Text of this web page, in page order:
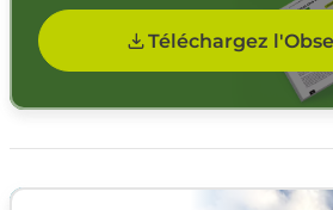
Téléchargez